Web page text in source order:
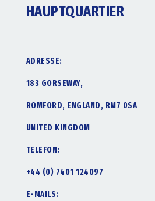
HAUPTQUARTIER
ADRESSE:
183 GORSEWAY,
ROMFORD, ENGLAND, RM7 0SA
UNITED KINGDOM
TELEFON:
+44 (0) 7401 124097
E-MAILS: